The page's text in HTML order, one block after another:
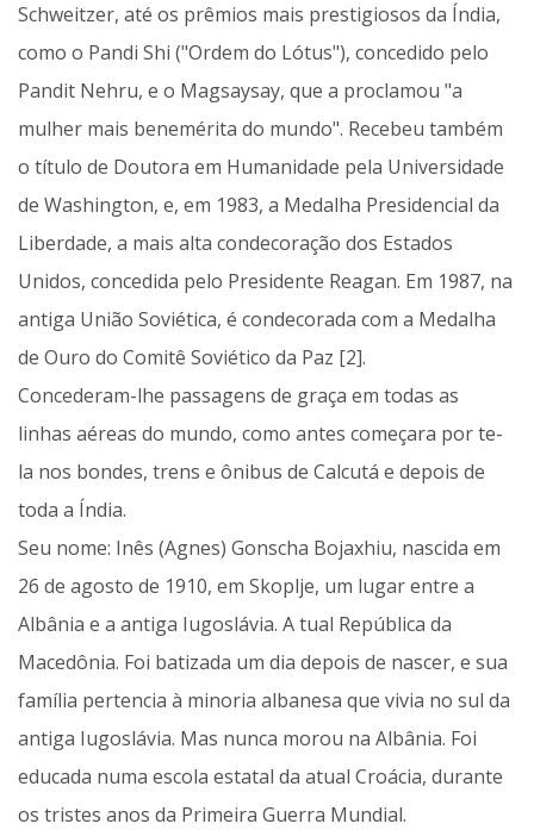
Schweitzer, até os prêmios mais prestigiosos da Índia,
como o Pandi Shi ("Ordem do Lótus"), concedido pelo
Pandit Nehru, e o Magsaysay, que a proclamou "a
mulher mais benemérita do mundo". Recebeu também
o título de Doutora em Humanidade pela Universidade
de Washington, e, em 1983, a Medalha Presidencial da
Liberdade, a mais alta condecoração dos Estados
Unidos, concedida pelo Presidente Reagan. Em 1987, na
antiga União Soviética, é condecorada com a Medalha
de Ouro do Comitê Soviético da Paz [2].
Concederam-lhe passagens de graça em todas as
linhas aéreas do mundo, como antes começara por te-
la nos bondes, trens e ônibus de Calcutá e depois de
toda a Índia.
Seu nome: Inês (Agnes) Gonscha Bojaxhiu, nascida em
26 de agosto de 1910, em Skoplje, um lugar entre a
Albânia e a antiga Iugoslávia. A tual República da
Macedônia. Foi batizada um dia depois de nascer, e sua
família pertencia à minoria albanesa que vivia no sul da
antiga Iugoslávia. Mas nunca morou na Albânia. Foi
educada numa escola estatal da atual Croácia, durante
os tristes anos da Primeira Guerra Mundial.